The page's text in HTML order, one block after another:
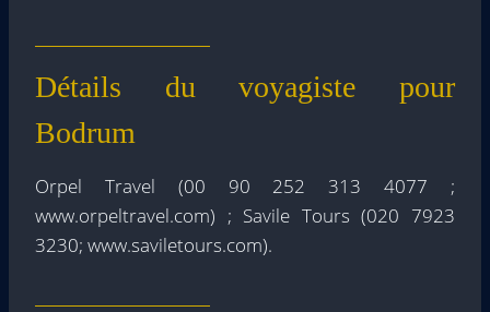
Détails du voyagiste pour
Bodrum
Orpel Travel (00 90 252 313 4077 ;
www.orpeltravel.com) ; Savile Tours (020 7923
3230; www.saviletours.com).